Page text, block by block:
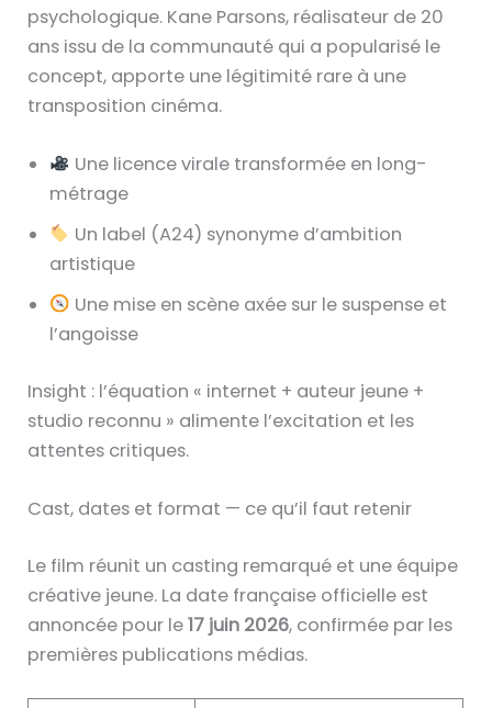
psychologique. Kane Parsons, réalisateur de 20
ans issu de la communauté qui a popularisé le
concept, apporte une légitimité rare à une
transposition cinéma.
Une licence virale transformée en long-
métrage
Un label (A24) synonyme d’ambition
artistique
Une mise en scène axée sur le suspense et
l’angoisse
Insight : l’équation « internet + auteur jeune +
studio reconnu » alimente l’excitation et les
attentes critiques.
Cast, dates et format — ce qu’il faut retenir
Le film réunit un casting remarqué et une équipe
créative jeune. La date française officielle est
annoncée pour le17 juin 2026, confirmée par les
premières publications médias.